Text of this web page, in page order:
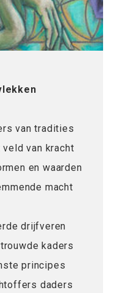
van tradities
veld van kracht
en waarden
macht
drijfveren
kaders
principes
daders